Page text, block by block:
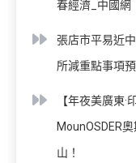
春經濟_中國網
張店市平易近
所減重點事項
【年夜美廣東
MounOSDER
山！